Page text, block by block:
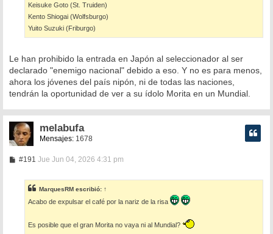
Keisuke Goto (St. Truiden)
Kento Shiogai (Wolfsburgo)
Yuito Suzuki (Friburgo)
Le han prohibido la entrada en Japón al seleccionador al ser
declarado "enemigo nacional" debido a eso. Y no es para menos,
ahora los jóvenes del país nipón, ni de todas las naciones,
tendrán la oportunidad de ver a su ídolo Morita en un Mundial.
melabufa
Mensajes: 1678
#191 M
s
a
j
Jue Jun 04, 2026 4:31 pm
MarquesRM escribió: ↑
Acabo de expulsar el café por la nariz de la risa
Es posible que el gran Morita no vaya ni al Mundial?